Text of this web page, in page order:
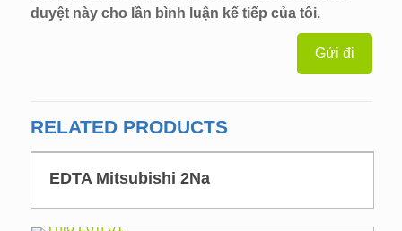
duyệt này cho lần bình luận kế tiếp của tôi.
RELATED PRODUCTS
EDTA Mitsubishi 2Na